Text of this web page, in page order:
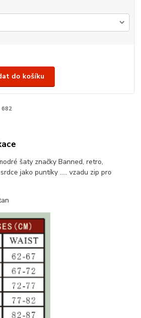
do košíku
682
šaty značky Banned, retro,
jako puntíky ..... vzadu zip pro